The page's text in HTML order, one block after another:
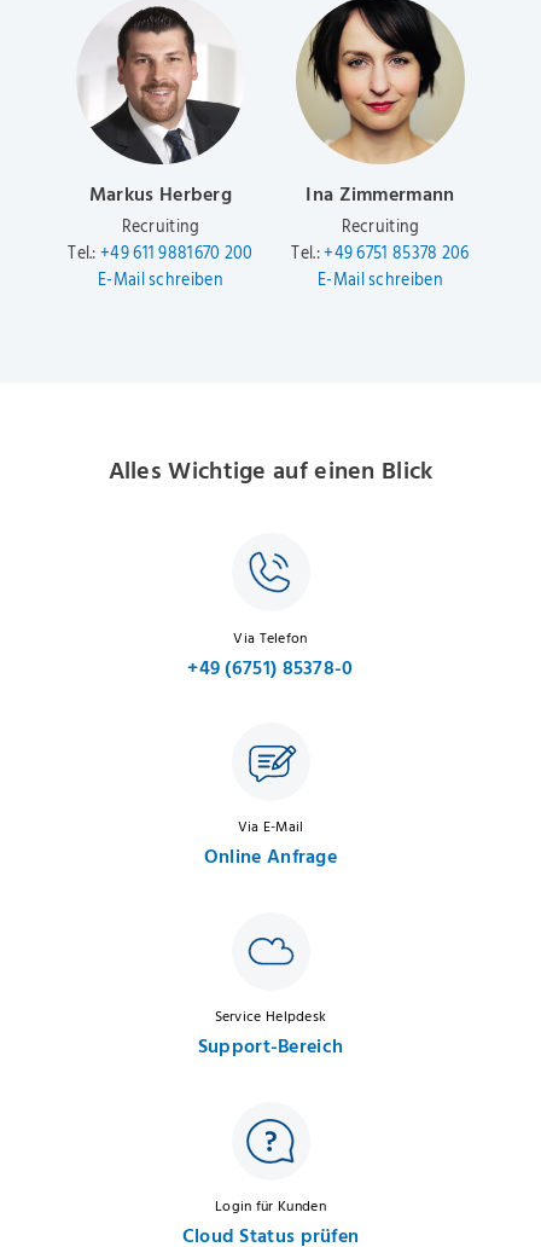
Markus Herberg
Recruiting
Tel.:+49 611 9881670 200
E-Mail schreiben
Ina Zimmermann
Recruiting
Tel.:+49 6751 85378 206
E-Mail schreiben
Alles Wichtige auf einen Blick
Via Telefon
+49 (6751) 85378-0
Via E-Mail
Online Anfrage
Service Helpdesk
Support-Bereich
Login für Kunden
Cloud Status prüfen